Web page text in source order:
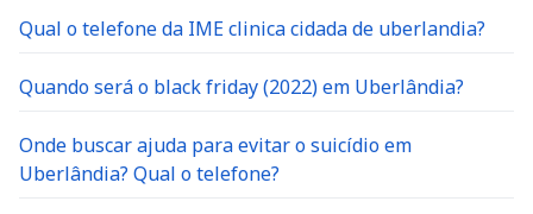
Qual o telefone da IME clinica cidada de uberlandia?
Quando será o black friday (2022) em Uberlândia?
Onde buscar ajuda para evitar o suicídio em
Uberlândia? Qual o telefone?